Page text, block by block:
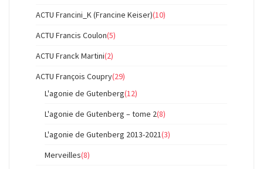
ACTU Francini_K (Francine Keiser)(10)
ACTU Francis Coulon(5)
ACTU Franck Martini(2)
ACTU François Coupry(29)
L'agonie de Gutenberg(12)
L'agonie de Gutenberg – tome 2(8)
L'agonie de Gutenberg 2013-2021(3)
Merveilles(8)